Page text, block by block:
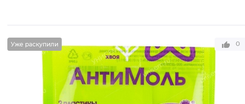
Уже раскупили 0